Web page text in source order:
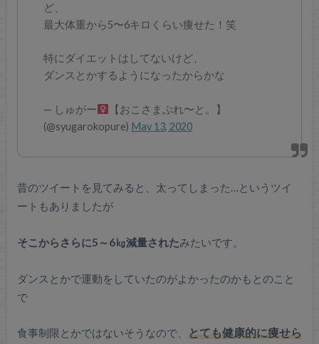
ど、
最大体重から5〜6キロくらい痩せた！笑
特にダイエットはしてないけど、
ダンスとかするようになったからかな
— しゅがー‍
【おこさまぷれ〜と。】
(@syugarokopure) May 13, 2020
昔のツイートを見てみると、太ってしまった…というツイ
ートもありましたが
そこからさらに5～6㎏減量されたみたいです。
ダンスとかで運動をしていたのがよかったのかもとのこと
で
食事制限とかではないそうなので、 とても健康的に痩せら